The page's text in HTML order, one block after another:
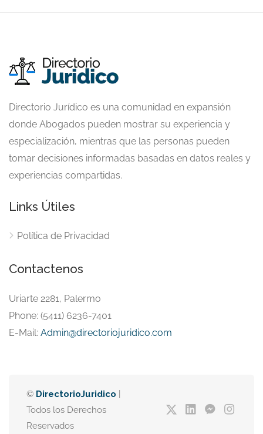
Directorio Jurídico es una comunidad en expansión
donde Abogados pueden mostrar su experiencia y
especialización, mientras que las personas pueden
tomar decisiones informadas basadas en datos reales y
experiencias compartidas.
Links Útiles
Política de Privacidad
Contactenos
Uriarte 2281, Palermo
Phone: (5411) 6236-7401
E-Mail: Admin@directoriojuridico.com
© DirectorioJuridico
Todos los Derechos
Reservados